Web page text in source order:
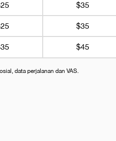
$35
$35
$45
data perjalanan dan VAS.